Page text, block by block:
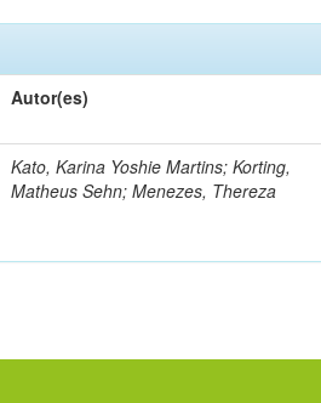
Autor(es)
Kato, Karina Yoshie Martins; Korting,
Matheus Sehn; Menezes, Thereza